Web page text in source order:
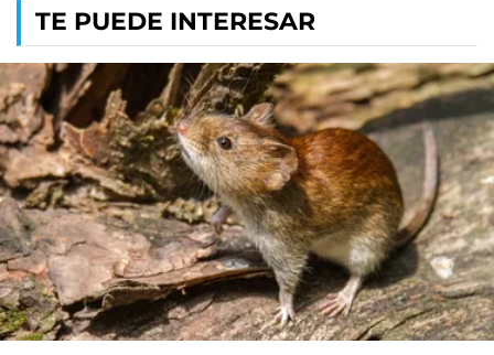
TE PUEDE INTERESAR